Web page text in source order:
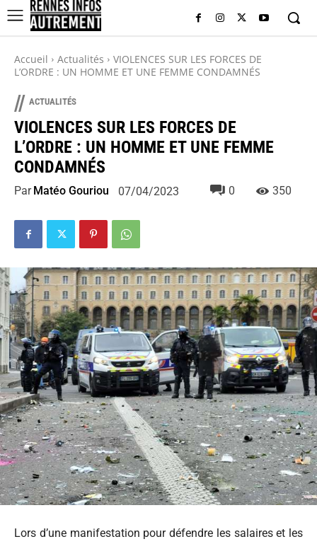
Accueil Actualités
VIOLENCES SUR LES FORCES DE
L’ORDRE : UN HOMME ET UNE FEMME CONDAMNÉS
// ACTUALITÉS
VIOLENCES SUR LES FORCES DE
L’ORDRE : UN HOMME ET UNE FEMME
CONDAMNÉS
Par Matéo Gouriou 07/04/2023 0 350
Lors d’une manifestation pour défendre les salaires et les